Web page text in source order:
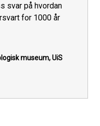
svar på hvordan
for 1000 år
museum, UiS